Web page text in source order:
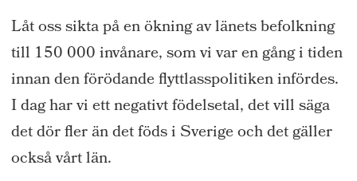
Låt oss sikta på en ökning av länets befolkning
till 150 000 invånare, som vi var en gång i tiden
innan den förödande flyttlasspolitiken infördes.
I dag har vi ett negativt födelsetal, det vill säga
det dör fler än det föds i Sverige och det gäller
också vårt län.